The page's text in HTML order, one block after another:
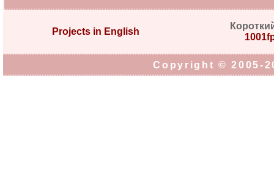
Projects in English
Copyright © 2005-